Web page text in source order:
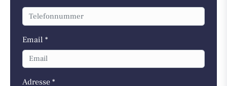
Email *
Adresse *